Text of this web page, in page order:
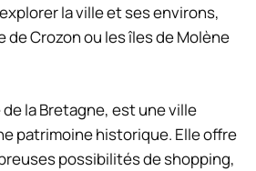
la ville et ses environs,
de Crozon ou les îles de Molène
de la Bretagne, est une ville
patrimoine historique. Elle offre
possibilités de shopping,